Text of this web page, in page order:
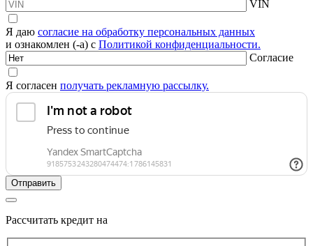
VIN
Я даю согласие на обработку персональных данных
и ознакомлен (-а) с Политикой конфиденциальности.
Согласие
Я согласен получать рекламную рассылку.
Рассчитать кредит на